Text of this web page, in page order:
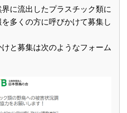
に流出したプラスチック類に
多くの方に呼びかけて募集し
と募集は次のようなフォーム